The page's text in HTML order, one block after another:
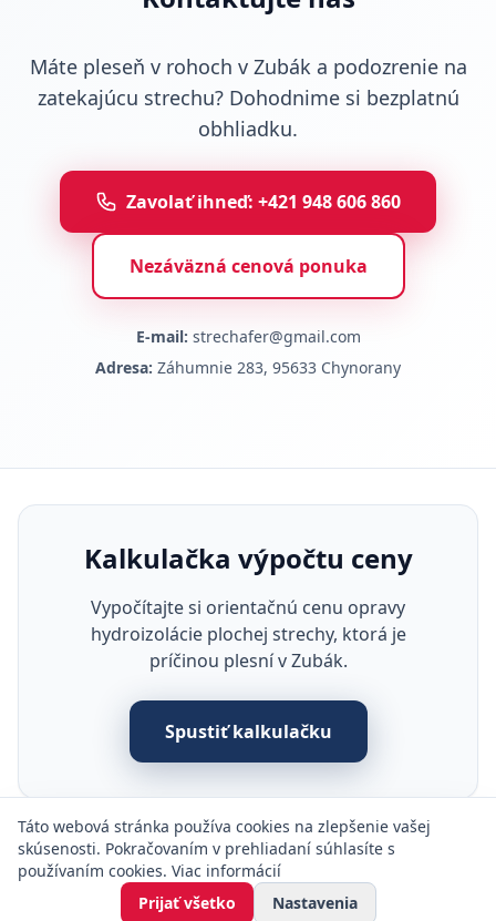
Máte pleseň v rohoch v Zubák a podozrenie na
zatekajúcu strechu? Dohodnime si bezplatnú
obhliadku.
Zavolať ihneď: +421 948 606 860
Nezáväzná cenová ponuka
E-mail: strechafer@gmail.com
Adresa: Záhumnie 283, 95633 Chynorany
Kalkulačka výpočtu ceny
Vypočítajte si orientačnú cenu opravy
hydroizolácie plochej strechy, ktorá je
príčinou plesní v Zubák.
Spustiť kalkulačku
Táto webová stránka používa cookies na zlepšenie vašej
skúsenosti. Pokračovaním v prehliadaní súhlasíte s
používaním cookies. Viac informácií
Prijať všetko
Nastavenia